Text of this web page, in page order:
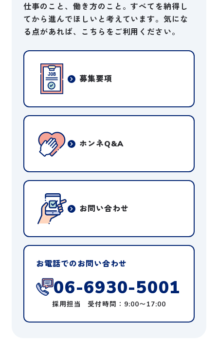
仕事のこと、働き方のこと。すべてを納得し
てから進んでほしいと考えています。気にな
る点があれば、こちらをご利用ください。
募集要項
ホンネQ&A
お問い合わせ
お電話でのお問い合わせ
06-6930-5001
採用担当 受付時間：9:00〜17:00